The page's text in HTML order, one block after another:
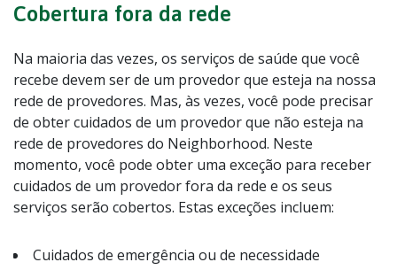
Cobertura fora da rede
Na maioria das vezes, os serviços de saúde que você
recebe devem ser de um provedor que esteja na nossa
rede de provedores. Mas, às vezes, você pode precisar
de obter cuidados de um provedor que não esteja na
rede de provedores do Neighborhood. Neste
momento, você pode obter uma exceção para receber
cuidados de um provedor fora da rede e os seus
serviços serão cobertos. Estas exceções incluem:
Cuidados de emergência ou de necessidade